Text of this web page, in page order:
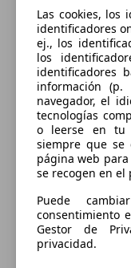
Dimensiones
Longitud
4901 mm
Altura
1629 mm
Anchura
1935 mm
2928 mm
Peso máximo
Las cookies, los
identificadores
ej., los
los
identificadores
información
navegador, el
tecnologías
o leerse en tu
siempre que se
página web
se recogen en el
Puede
consentimiento
Gestor de
privacidad.